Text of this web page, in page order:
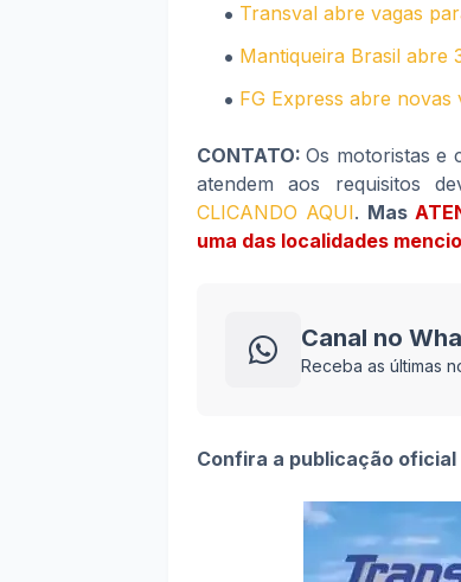
Transval abre vagas
Mantiqueira Brasil abre
FG Express abre
CONTATO:Os motoristas e
atendem aos requisitos
CLICANDO AQUI. Mas
uma das localidades
Canal no
Receba as últimas
Confira a publicação oficial